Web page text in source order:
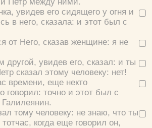
увидев его сидящего у огня и
в него, сказала: и этот был с
от Него, сказав женщине: я не
другой, увидев его, сказал: и ты
сказал этому человеку: нет!
времени, еще некто
говорил: точно и этот был с
тому человеку: не знаю, что ты
когда еще говорил он,